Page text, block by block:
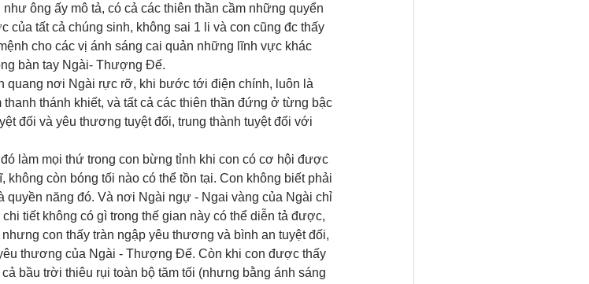
ông ấy mô tả, có cả các thiên thần cầm những quyển
của tất cả chúng sinh, không sai 1 li và con cũng đc thấy
cho các vị ánh sáng cai quản những lĩnh vực khác
bàn tay Ngài- Thượng Đế.
quang nơi Ngài rực rỡ, khi bước tới điện chính, luôn là
thánh khiết, và tất cả các thiên thần đứng ở từng bậc
đối và yêu thương tuyệt đối, trung thành tuyệt đối với
làm mọi thứ trong con bừng tỉnh khi con có cơ hội được
còn bóng tối nào có thể tồn tại. Con không biết phải
quyền năng đó. Và nơi Ngài ngự - Ngai vàng của Ngài chỉ
tiết không có gì trong thế gian này có thể diễn tả được,
con thấy tràn ngập yêu thương và bình an tuyệt đối,
thương của Ngài - Thượng Đế. Còn khi con được thấy
bầu trời thiêu rụi toàn bộ tăm tối (nhưng bằng ánh sáng